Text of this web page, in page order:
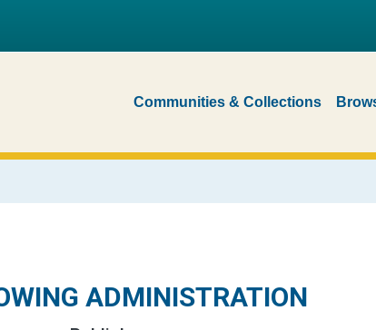
Communities & Collections
ADMINISTRATION